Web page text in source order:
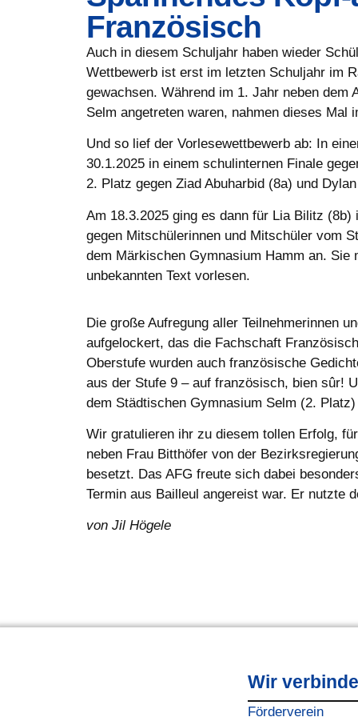
Französisch
Auch in diesem Schuljahr haben wieder
Wettbewerb ist erst im letzten Schuljahr im
gewachsen. Während im 1. Jahr neben
Selm angetreten waren, nahmen dieses
Und so lief der Vorlesewettbewerb ab: In
30.1.2025 in einem schulinternen Finale
2. Platz gegen Ziad Abuharbid (8a) und
Am 18.3.2025 ging es dann für Lia Bilitz
gegen Mitschülerinnen und Mitschüler vom
dem Märkischen Gymnasium Hamm an. Sie
unbekannten Text vorlesen.
Die große Aufregung aller Teilnehmerinnen
aufgelockert, das die Fachschaft
Oberstufe wurden auch französische
aus der Stufe 9 – auf französisch, bien sûr!
dem Städtischen Gymnasium Selm (2.
Wir gratulieren ihr zu diesem tollen Erfolg,
neben Frau Bitthöfer von der
besetzt. Das AFG freute sich dabei
Termin aus Bailleul angereist war. Er nutzte
von Jil Högele
Wir
Förderverein